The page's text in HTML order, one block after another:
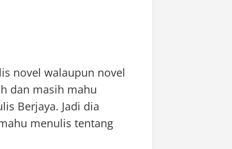
novel walaupun novel
dan masih mahu
Berjaya. Jadi dia
menulis tentang